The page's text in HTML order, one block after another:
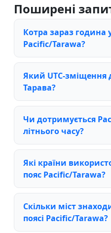
Поширені
Котра зараз година
Pacific/Tarawa?
Який UTC-зміщення
Тарава?
Чи дотримується
літнього часу?
Які країни
пояс Pacific/Tarawa?
Скільки міст
поясі Pacific/Tarawa?